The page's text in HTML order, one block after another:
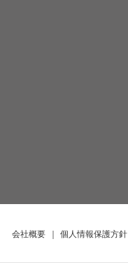
会社概要 個人情報保護方針